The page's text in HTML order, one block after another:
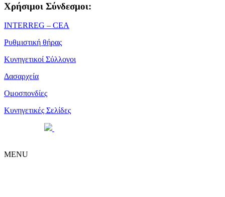
Χρήσιμοι Σύνδεσμοι:
ΙΝΤΕRREG – CEA
Ρυθμιστική θήρας
Κυνηγετικοί Σύλλογοι
Δασαρχεία
Ομοσπονδίες
Κυνηγετικές Σελίδες
MENU